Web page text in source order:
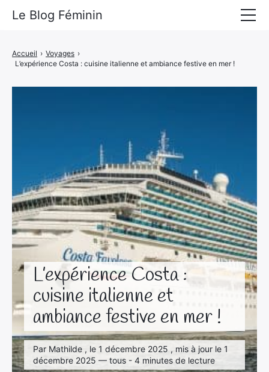
L’expérience Costa :
cuisine italienne et
ambiance festive en mer !
Par Mathilde , le 1 décembre 2025 , mis à jour le 1
décembre 2025 — tous - 4 minutes de lecture
Accueil › Voyages ›
L’expérience Costa : cuisine italienne et ambiance festive en mer !
Le Blog Féminin
Alimentation
Déco & Maison
Amour